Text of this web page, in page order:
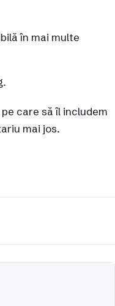
în mai multe
care să îl includem
mai jos.